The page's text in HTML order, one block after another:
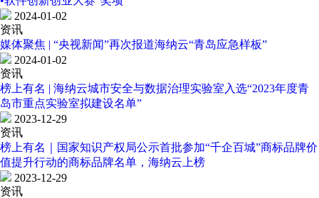
2024-01-02
资讯
媒体聚焦 | “央视新闻”再次报道海纳云“青岛应急样板”
2024-01-02
资讯
榜上有名 | 海纳云城市安全与数据治理实验室入选“2023年度青
岛市重点实验室拟建设名单”
2023-12-29
资讯
榜上有名｜国家知识产权局公示首批参加“千企百城”商标品牌价
值提升行动的商标品牌名单，海纳云上榜
2023-12-29
资讯